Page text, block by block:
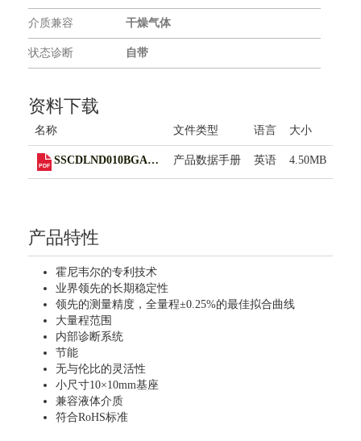
介质兼容 干燥气体
状态诊断 自带
资料下载
名称 文件类型 语言 大小
SSCDLND010BGAA3 产品数据手册 英语 4.50MB
产品特性
霍尼韦尔的专利技术
业界领先的长期稳定性
领先的测量精度，全量程±0.25%的最佳拟合曲线
大量程范围
内部诊断系统
节能
无与伦比的灵活性
小尺寸10×10mm基座
兼容液体介质
符合RoHS标准